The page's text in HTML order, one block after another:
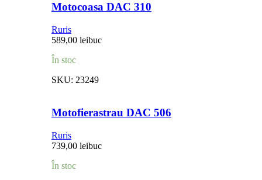
Motocoasa DAC 310
Ruris
589,00 leibuc
În stoc
SKU: 23249
Motofierastrau DAC 506
Ruris
739,00 leibuc
În stoc